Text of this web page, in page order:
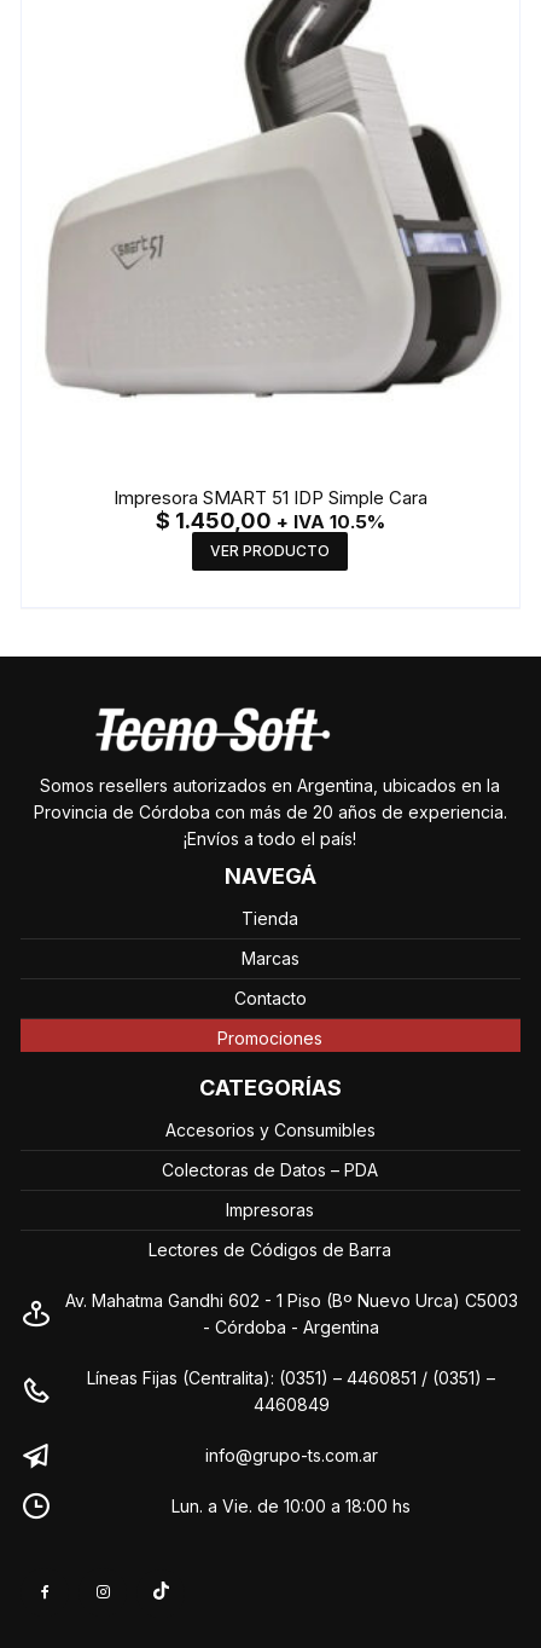
Impresora SMART 51 IDP Simple Cara
$ 1.450,00 + IVA 10.5%
VER PRODUCTO
Somos resellers autorizados en Argentina, ubicados en la
Provincia de Córdoba con más de 20 años de experiencia.
¡Envíos a todo el país!
NAVEGÁ
Tienda
Marcas
Contacto
Promociones
CATEGORÍAS
Accesorios y Consumibles
Colectoras de Datos – PDA
Impresoras
Lectores de Códigos de Barra
Av. Mahatma Gandhi 602 - 1 Piso (Bº Nuevo Urca) C5003
- Córdoba - Argentina
Líneas Fijas (Centralita): (0351) – 4460851 / (0351) –
4460849
info@grupo-ts.com.ar
Lun. a Vie. de 10:00 a 18:00 hs